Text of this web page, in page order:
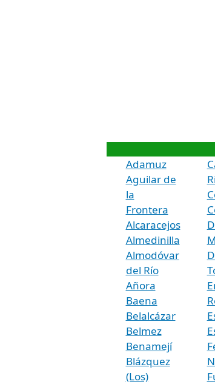
Adamuz
Aguilar de
la
Frontera
Alcaracejos
Almedinilla
Almodóvar
del Río
Añora
Baena
Belalcázar
Belmez
Benamejí
Blázquez
(Los)